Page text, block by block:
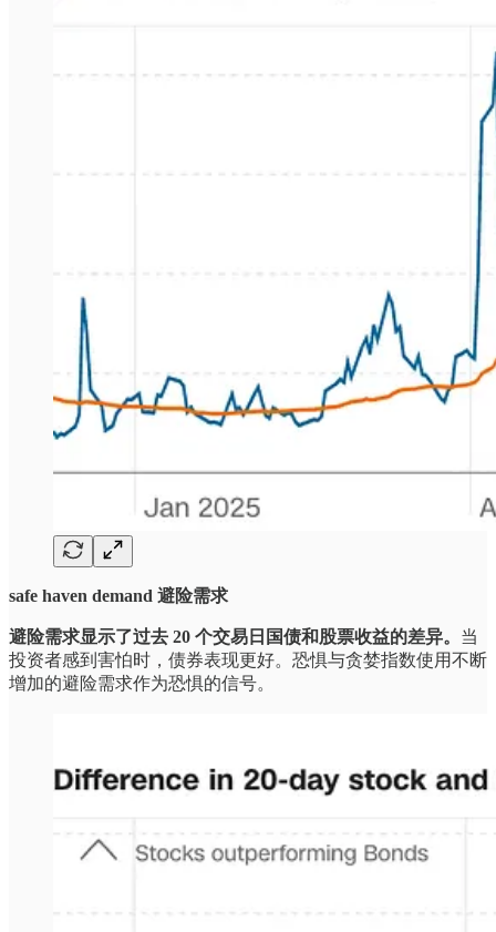
safe haven demand 避险需求
避险需求显示了过去 20 个交易日国债和股票收益的差异。 当
投资者感到害怕时，债券表现更好。恐惧与贪婪指数使用不断
增加的避险需求作为恐惧的信号。